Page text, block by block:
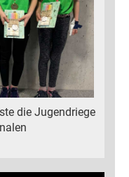
die Jugendriege